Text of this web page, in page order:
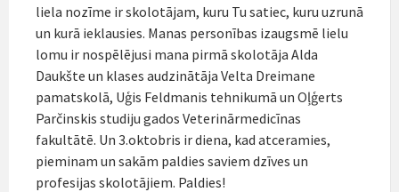
liela nozīme ir skolotājam, kuru Tu satiec, kuru uzrunā
un kurā ieklausies. Manas personības izaugsmē lielu
lomu ir nospēlējusi mana pirmā skolotāja Alda
Daukšte un klases audzinātāja Velta Dreimane
pamatskolā, Uģis Feldmanis tehnikumā un Oļģerts
Parčinskis studiju gados Veterinārmedicīnas
fakultātē. Un 3.oktobris ir diena, kad atceramies,
pieminam un sakām paldies saviem dzīves un
profesijas skolotājiem. Paldies!